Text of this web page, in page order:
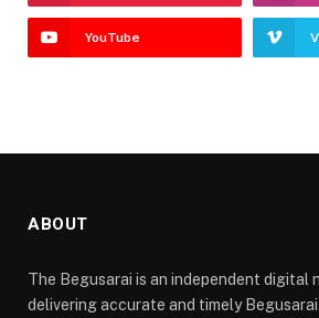
YouTube
ABOUT
The Begusarai is an independent digital
delivering accurate and timely